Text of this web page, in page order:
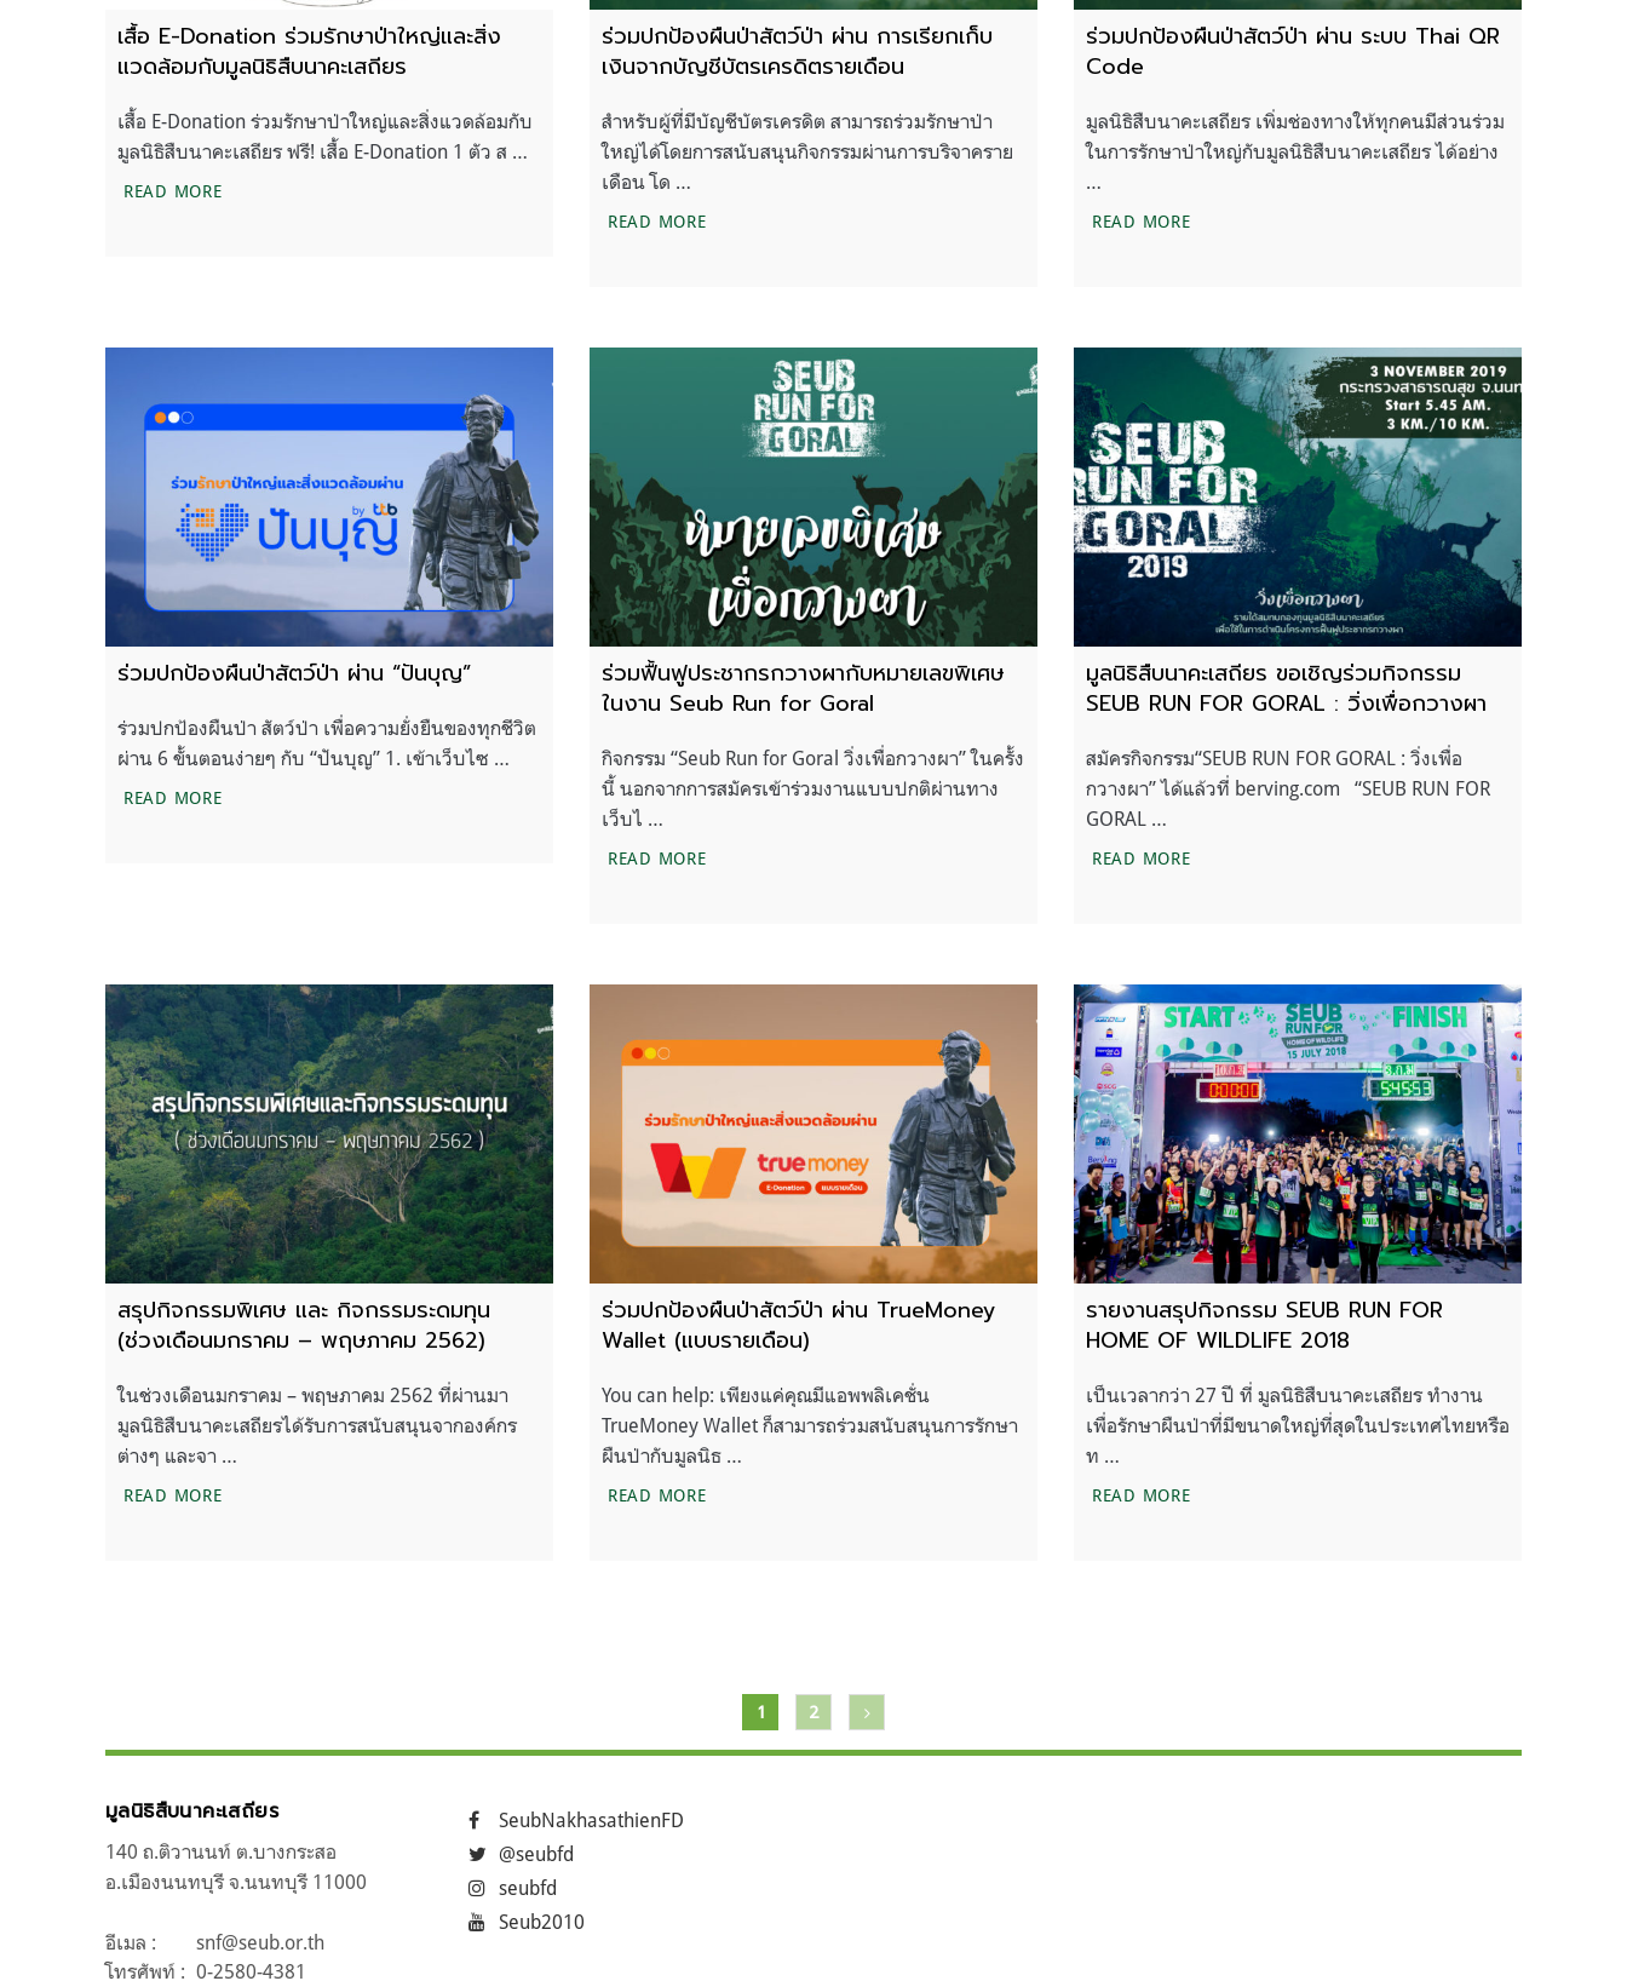
เสื้อ E-Donation ร่วมรักษาป่าใหญ่และสิ่ง
แวดล้อมกับมูลนิธิสืบนาคะเสถียร
เสื้อ E-Donation ร่วมรักษาป่าใหญ่และสิ่งแวดล้อมกับ
มูลนิธิสืบนาคะเสถียร ฟรี! เสื้อ E-Donation 1 ตัว ส …
READ MOREเสื้อ E-DONATION ร่วมรักษาป่าใหญ่และสิ่งแวดล้อมกับมูลนิธิสืบนาคะเสถียร
ร่วมปกป้องผืนป่าสัตว์ป่า ผ่าน การเรียกเก็บ
เงินจากบัญชีบัตรเครดิตรายเดือน
สำหรับผู้ที่มีบัญชีบัตรเครดิต สามารถร่วมรักษาป่า
ใหญ่ได้โดยการสนับสนุนกิจกรรมผ่านการบริจาคราย
เดือน โด …
READ MOREร่วมปกป้องผืนป่าสัตว์ป่า ผ่าน การเรียกเก็บเงินจากบัญชีบัตรเครดิตรายเดือน
ร่วมปกป้องผืนป่าสัตว์ป่า ผ่าน ระบบ Thai QR
Code
มูลนิธิสืบนาคะเสถียร เพิ่มช่องทางให้ทุกคนมีส่วนร่วม
ในการรักษาป่าใหญ่กับมูลนิธิสืบนาคะเสถียร ได้อย่าง
…
READ MOREร่วมปกป้องผืนป่าสัตว์ป่า ผ่าน ระบบ THAI QR CODE
ร่วมปกป้องผืนป่าสัตว์ป่า ผ่าน “ปันบุญ”
ร่วมปกป้องผืนป่า สัตว์ป่า เพื่อความยั่งยืนของทุกชีวิต
ผ่าน 6 ขั้นตอนง่ายๆ กับ “ปันบุญ” 1. เข้าเว็บไซ …
READ MOREร่วมปกป้องผืนป่าสัตว์ป่า ผ่าน “ปันบุญ”
ร่วมฟื้นฟูประชากรกวางผากับหมายเลขพิเศษ
ในงาน Seub Run for Goral
กิจกรรม “Seub Run for Goral วิ่งเพื่อกวางผา” ในครั้ง
นี้ นอกจากการสมัครเข้าร่วมงานแบบปกติผ่านทาง
เว็บไ …
READ MOREร่วมฟื้นฟูประชากรกวางผากับหมายเลขพิเศษในงาน SEUB RUN FOR GORAL
มูลนิธิสืบนาคะเสถียร ขอเชิญร่วมกิจกรรม
SEUB RUN FOR GORAL : วิ่งเพื่อกวางผา
สมัครกิจกรรม“SEUB RUN FOR GORAL : วิ่งเพื่อ
กวางผา” ได้แล้วที่ berving.com “SEUB RUN FOR
GORAL …
READ MOREมูลนิธิสืบนาคะเสถียร ขอเชิญร่วมกิจกรรม SEUB RUN
สรุปกิจกรรมพิเศษ และ กิจกรรมระดมทุน
(ช่วงเดือนมกราคม – พฤษภาคม 2562)
ในช่วงเดือนมกราคม – พฤษภาคม 2562 ที่ผ่านมา
มูลนิธิสืบนาคะเสถียรได้รับการสนับสนุนจากองค์กร
ต่างๆ และจา …
READ MOREสรุปกิจกรรมพิเศษ และ กิจกรรมระดมทุน (ช่วงเดือนมกราคม – พฤษภาคม 2562)
ร่วมปกป้องผืนป่าสัตว์ป่า ผ่าน TrueMoney
Wallet (แบบรายเดือน)
You can help: เพียงแค่คุณมีแอพพลิเคชั่น
TrueMoney Wallet ก็สามารถร่วมสนับสนุนการรักษา
ผืนป่ากับมูลนิธ …
READ MOREร่วมปกป้องผืนป่าสัตว์ป่า ผ่าน TRUEMONEY WALLET (แบบรายเดือน)
รายงานสรุปกิจกรรม SEUB RUN FOR
HOME OF WILDLIFE 2018
เป็นเวลากว่า 27 ปี ที่ มูลนิธิสืบนาคะเสถียร ทำงาน
เพื่อรักษาผืนป่าที่มีขนาดใหญ่ที่สุดในประเทศไทยหรือ
ท …
READ MOREรายงานสรุปกิจกรรม SEUB RUN FOR HOME OF
เรื่อง
1 2
มูลนิธิสืบนาคะเสถียร
140 ถ.ติวานนท์ ต.บางกระสอ
อ.เมืองนนทบุรี จ.นนทบุรี 11000
อีเมล :
snf@seub.or.th
โทรศัพท์ : 0-2580-4381
SeubNakhasathienFD
@seubfd
seubfd
Seub2010